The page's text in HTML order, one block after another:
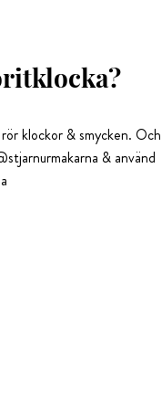
klockor & smycken. Och
& använd